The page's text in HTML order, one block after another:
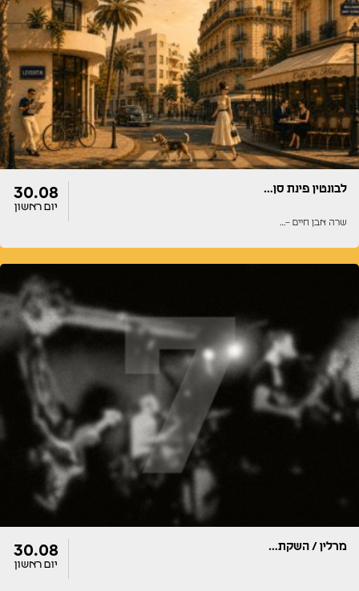
לבונטין פינת סן…
שרה אבן חיים –…
30.08
יום ראשון
20:00
מרלין / השקת… 30.08
יום ראשון